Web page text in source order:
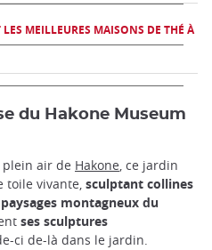
MEILLEURES MAISONS DE THÉ À
du Hakone Museum
plein air de Hakone, ce jardin
toile vivante, sculptant collines
montagneux du
ses sculptures
ci de-là dans le jardin.